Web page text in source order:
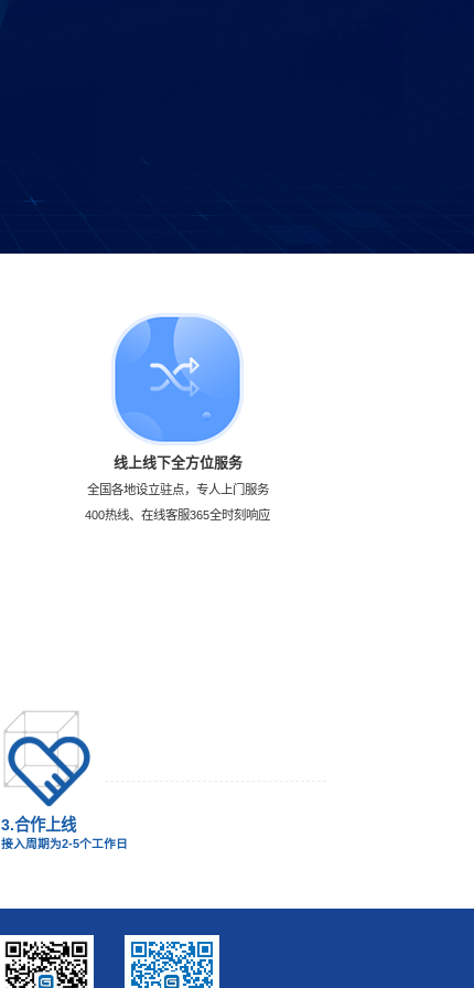
线上线下全方位服务
全国各地设立驻点，专人上门服务
400热线、在线客服365全时刻响应
3.合作上线
接入周期为2-5个工作日